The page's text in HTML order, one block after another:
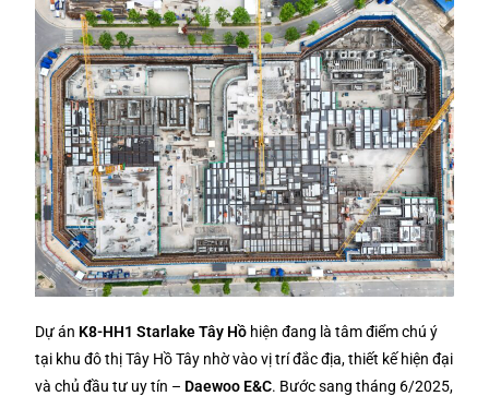
Dự án K8-HH1 Starlake Tây Hồ hiện đang là tâm điểm chú ý
tại khu đô thị Tây Hồ Tây nhờ vào vị trí đắc địa, thiết kế hiện đại
và chủ đầu tư uy tín – Daewoo E&C. Bước sang tháng 6/2025,